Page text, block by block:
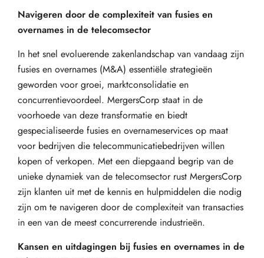
Navigeren door de complexiteit van fusies en
overnames in de telecomsector
In het snel evoluerende zakenlandschap van vandaag zijn
fusies en overnames (M&A) essentiële strategieën
geworden voor groei, marktconsolidatie en
concurrentievoordeel. MergersCorp staat in de
voorhoede van deze transformatie en biedt
gespecialiseerde fusies en overnameservices op maat
voor bedrijven die telecommunicatiebedrijven willen
kopen of verkopen. Met een diepgaand begrip van de
unieke dynamiek van de telecomsector rust MergersCorp
zijn klanten uit met de kennis en hulpmiddelen die nodig
zijn om te navigeren door de complexiteit van transacties
in een van de meest concurrerende industrieën.
Kansen en uitdagingen bij fusies en overnames in de